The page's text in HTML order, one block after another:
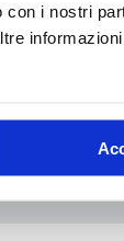
i nostri